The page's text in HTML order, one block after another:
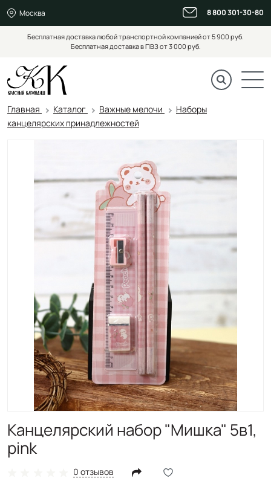
Москва 8 800 301-30-80
Бесплатная доставка любой транспортной компанией от 5 900 руб.
Бесплатная доставка в ПВЗ от 3 000 руб.
Главная Каталог Важные мелочи
Наборы
канцелярских принадлежностей
Канцелярский набор "Мишка" 5в1,
pink
0 отзывов